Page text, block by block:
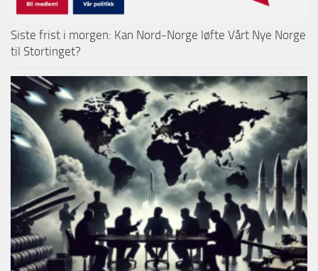
Siste frist i morgen: Kan Nord-Norge løfte Vårt Nye Norge
til Stortinget?